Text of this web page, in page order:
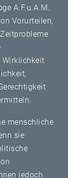
A.F.u.A.M.
Vorurteilen,
Wirklichkeit
menschliche
sie
jedoch